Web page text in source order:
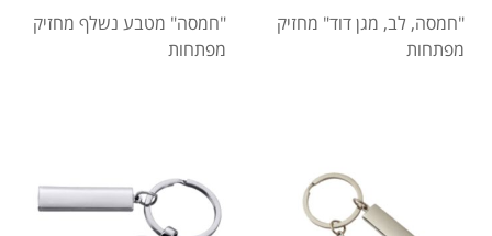
"חמסה, לב, מגן דוד" מחזיק
מפתחות
"חמסה" מטבע נשלף מחזיק
מפתחות